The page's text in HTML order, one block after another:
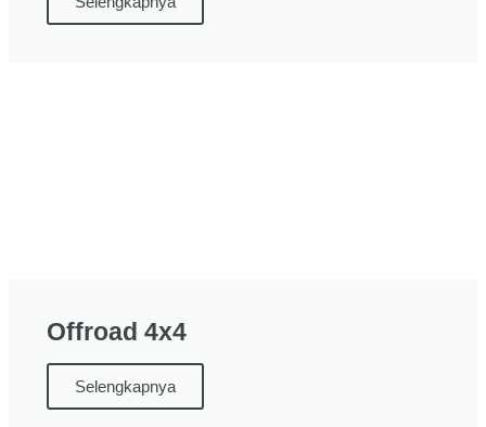
Offroad 4x4
Selengkapnya